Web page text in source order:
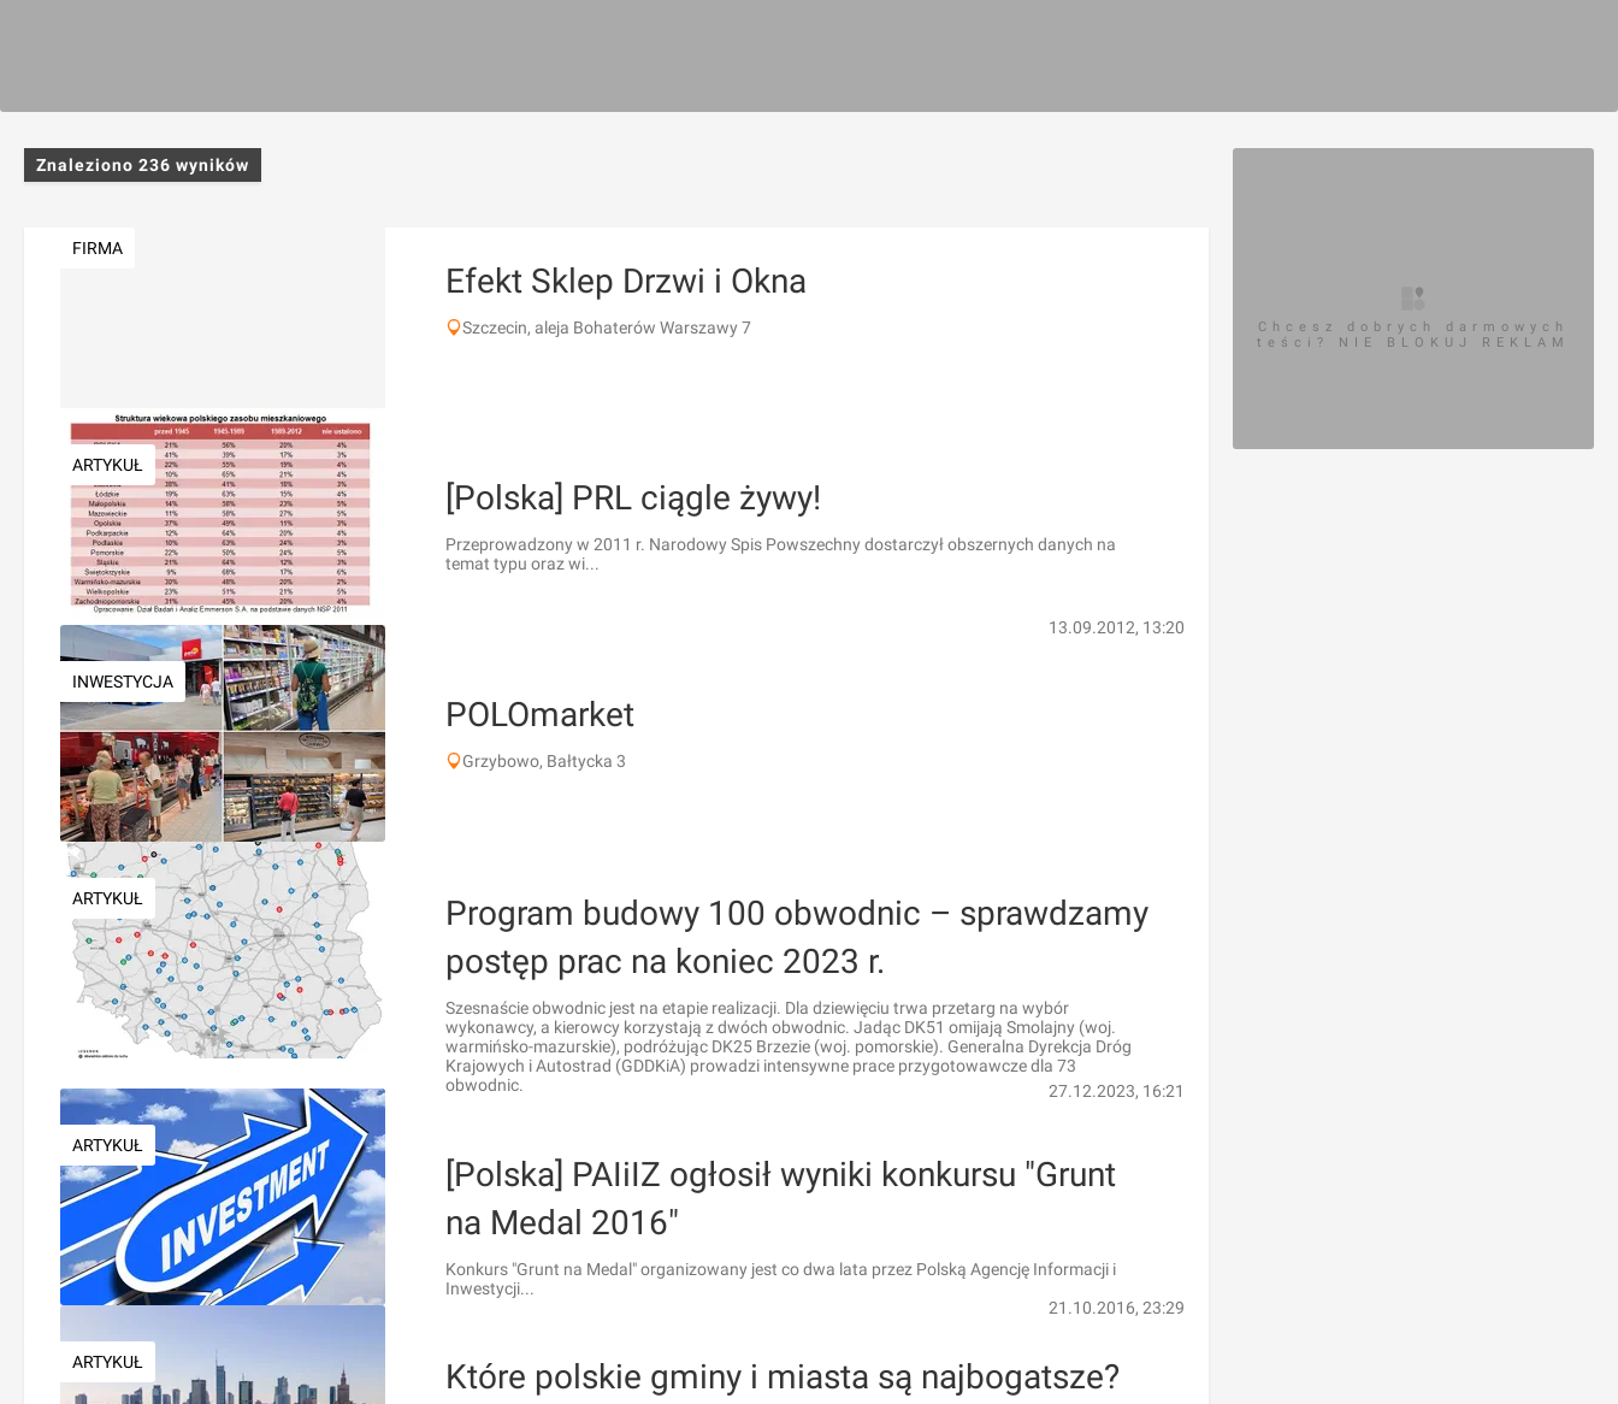
Znaleziono 236 wyników
FIRMA
Efekt Sklep Drzwi i Okna
Szczecin, aleja Bohaterów Warszawy 7
ARTYKUŁ
[Polska] PRL ciągle żywy!
Przeprowadzony w 2011 r. Narodowy Spis Powszechny dostarczył obszernych danych na
temat typu oraz wi...
13.09.2012, 13:20
INWESTYCJA
POLOmarket
Grzybowo, Bałtycka 3
ARTYKUŁ
Program budowy 100 obwodnic – sprawdzamy
postęp prac na koniec 2023 r.
Szesnaście obwodnic jest na etapie realizacji. Dla dziewięciu trwa przetarg na wybór
wykonawcy, a kierowcy korzystają z dwóch obwodnic. Jadąc DK51 omijają Smolajny (woj.
warmińsko-mazurskie), podróżując DK25 Brzezie (woj. pomorskie). Generalna Dyrekcja Dróg
Krajowych i Autostrad (GDDKiA) prowadzi intensywne prace przygotowawcze dla 73
obwodnic.
27.12.2023, 16:21
ARTYKUŁ
[Polska] PAIiIZ ogłosił wyniki konkursu "Grunt
na Medal 2016"
Konkurs "Grunt na Medal" organizowany jest co dwa lata przez Polską Agencję Informacji i
Inwestycji...
21.10.2016, 23:29
ARTYKUŁ
Które polskie gminy i miasta są najbogatsze?
Chcesz dobrych darmowych
teści? NIE BLOKUJ REKLAM